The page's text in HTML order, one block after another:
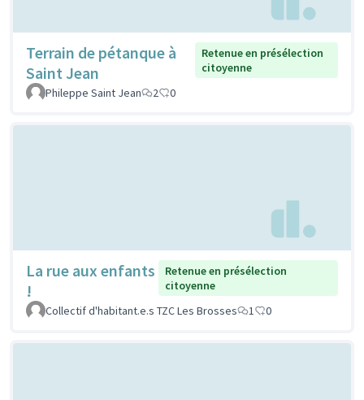
Terrain de pétanque à
Saint Jean
Retenue en présélection
citoyenne
Phileppe Saint Jean
2 0
La rue aux enfants
!
Retenue en présélection
citoyenne
Collectif d'habitant.e.s TZC Les Brosses
1 0